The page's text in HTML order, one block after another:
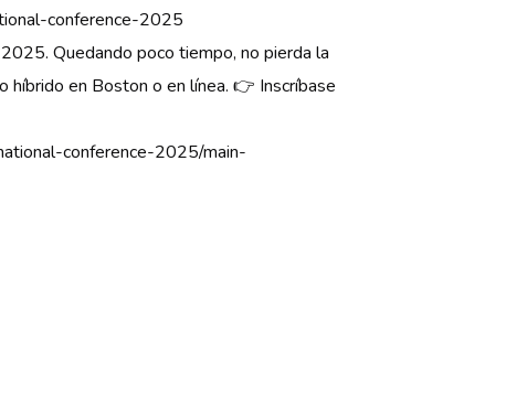
conference-2025
Quedando poco tiempo, no pierda la
en Boston o en línea. 👉 Inscríbase
conference-2025/main-